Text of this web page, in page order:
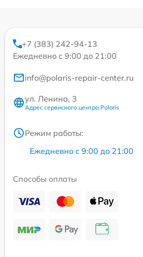
+7 (383) 242-94-13
Ежедневно с 9:00 до 21:00
info@polaris-repair-center.ru
ул. Ленина, 3
Адрес сервисного центра Polaris
Режим работы:
Ежедневно с 9:00 до 21:00
Способы оплаты